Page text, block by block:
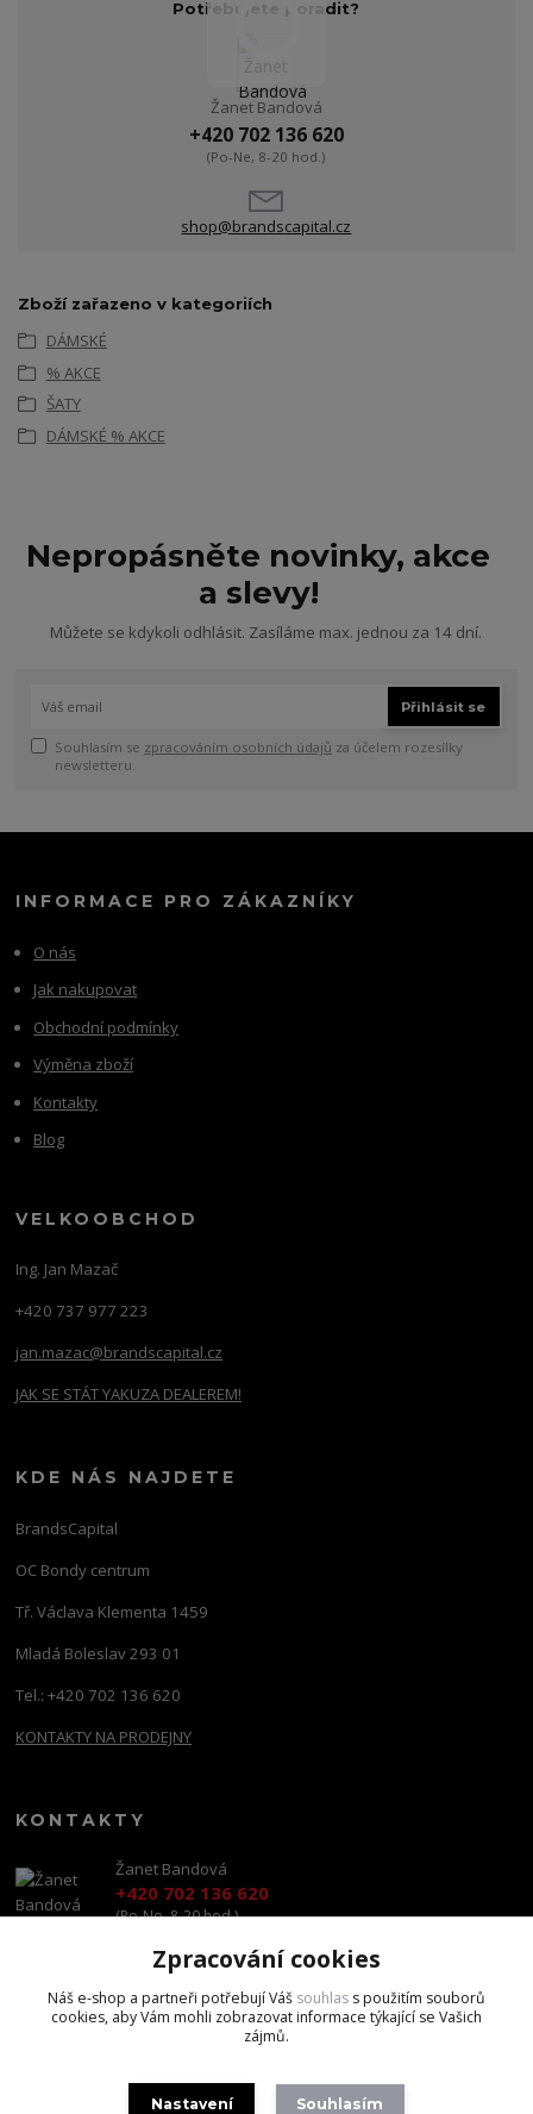
Potřebujete poradit?
Žanet Bandová
+420 702 136 620
(Po-Ne, 8-20 hod.)
shop@brandscapital.cz
Zboží zařazeno v kategoriích
DÁMSKÉ
% AKCE
ŠATY
DÁMSKÉ % AKCE
Nepropásněte novinky, akce
a slevy!
Můžete se kdykoli odhlásit. Zasíláme max. jednou za 14 dní.
Přihlásit se
Souhlasím se zpracováním osobních údajů za účelem rozesílky
newsletteru.
INFORMACE PRO ZÁKAZNÍKY
O nás
Jak nakupovat
Obchodní podmínky
Výměna zboží
Kontakty
Blog
VELKOOBCHOD
Ing. Jan Mazač
+420 737 977 223
jan.mazac@brandscapital.cz
JAK SE STÁT YAKUZA DEALEREM!
KDE NÁS NAJDETE
BrandsCapital
OC Bondy centrum
Tř. Václava Klementa 1459
Mladá Boleslav 293 01
Tel.: +420 702 136 620
KONTAKTY NA PRODEJNY
KONTAKTY
Žanet Bandová
+420 702 136 620
(Po-Ne, 8-20 hod.)
shop@brandscapital.cz
Zpracování cookies
Náš e-shop a partneři potřebují Váš souhlas s použitím souborů
cookies, aby Vám mohli zobrazovat informace týkající se Vašich
zájmů.
Nastavení Souhlasím